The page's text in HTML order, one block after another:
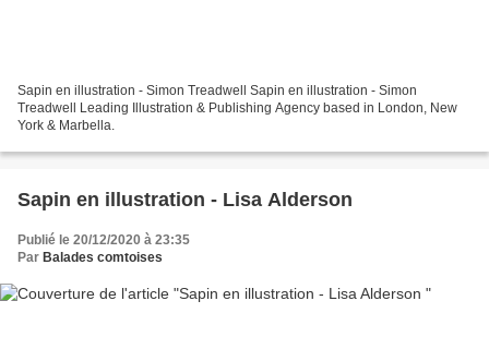
Sapin en illustration - Simon Treadwell Sapin en illustration - Simon
Treadwell Leading Illustration & Publishing Agency based in London, New
York & Marbella.
Sapin en illustration - Lisa Alderson
Publié le 20/12/2020 à 23:35
Par Balades comtoises